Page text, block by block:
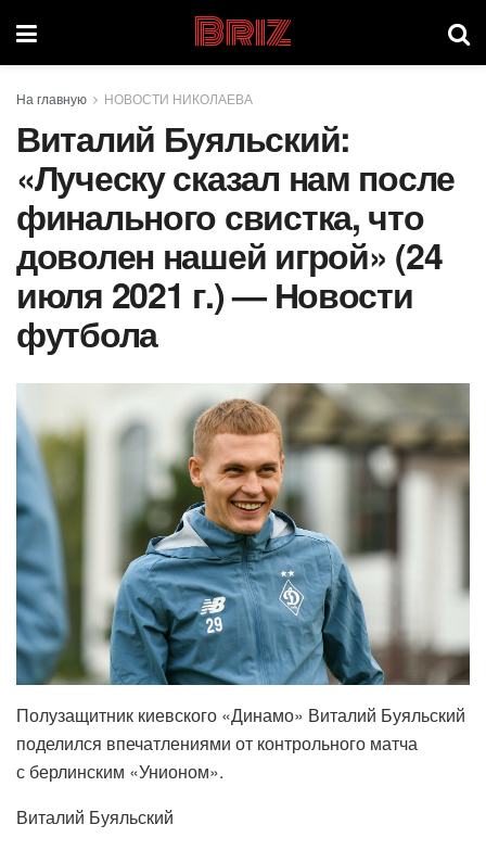
Briz
На главную НОВОСТИ НИКОЛАЕВА
Виталий Буяльский:
«Луческу сказал нам после
финального свистка, что
доволен нашей игрой» (24
июля 2021 г.) — Новости
футбола
Полузащитник киевского «Динамо» Виталий Буяльский
поделился впечатлениями от контрольного матча
с берлинским «Унионом».
Виталий Буяльский